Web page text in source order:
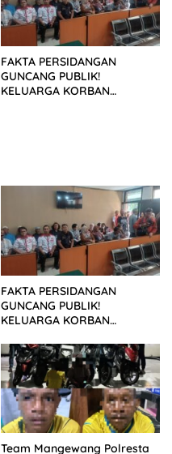
FAKTA PERSIDANGAN
GUNCANG PUBLIK!
KELUARGA KORBAN
FAKTA PERSIDANGAN
GUNCANG PUBLIK!
KELUARGA KORBAN
SETELAH SIDANG TUNTUTAN
DITUNDA
Team Mangewang Polresta